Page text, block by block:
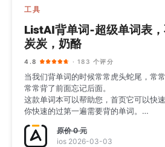
工具
ListAI背单词-超级单词表，
炭炭，奶酪
4.8 · 183 个评分
当我们背单词的时候常常虎头蛇尾，常
常常背了前面忘记后面。
这款单词本可以帮助您，首页它可以快
你快速的过第一遍需要背的单词。
产生第一
原价0 元
ios 2026-03-03